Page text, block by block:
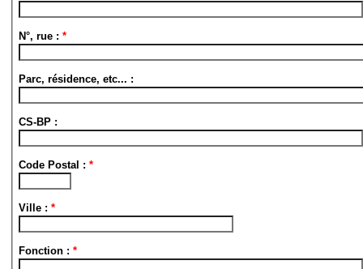
N°, rue : *
Parc, résidence, etc... :
CS-BP :
Code Postal : *
Ville : *
Fonction : *